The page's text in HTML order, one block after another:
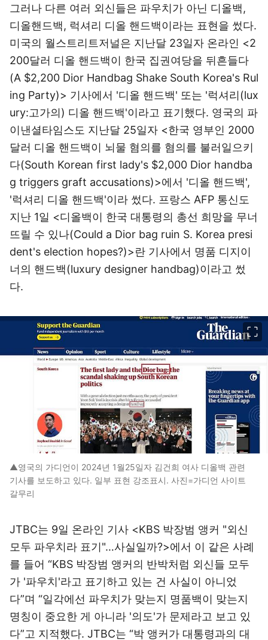
그러나 다른 여러 외신들은 파우치가 아닌 디올백,
디올핸드백, 럭셔리 디올 핸드백이라는 표현을 썼다.
미국의 월스트리트저널은 지난달 23일자 온라인 <2
200달러 디올 핸드백이 한국 집권여당을 뒤흔들다
(A $2,200 Dior Handbag Shake South Korea's Rul
ing Party)> 기사에서 '디올 핸드백' 또는 '럭셔리(lux
ury:고가의) 디올 핸드백'이라고 표기했다. 영국의 파
이낸셜타임스도 지난달 25일자 <한국 영부인 2000
달러 디올 핸드백이 뇌물 혐의를 혐의를 불러일으키
다(South Korean first lady's $2,000 Dior handba
g triggers graft accusations)>에서 '디올 핸드백',
'럭셔리 디올 핸드백'이라 썼다. 프랑스 AFP 통신도
지난 1일 <디올백이 한국 대통령의 총선 희망을 무너
뜨릴 수 있나(Could a Dior bag ruin S. Korea presi
dent's election hopes?)>란 기사에서 명품 디지이
너의 핸드백(luxury designer handbag)이라고 썼
다.
▲영국의 가디언이 2024년 1월25일자 김건희 여사 디올백 관련
기사를 보도하고 있다. 일부 표현 강조표시. 사진=가디언 사이트
갈무리
JTBC는 9일 온라인 기사 <KBS 박장범 앵커 "외신
모두 파우치라 표기"…사실일까?>에서 이 같은 사례
를 들어 “KBS 박장범 앵커의 반박처럼 외신들 모두
가 '파우치'라고 표기하고 있는 건 사실이 아니었
다”며 “일각에선 파우치가 맞는지 명품백이 맞는지
명칭이 중요한 게 아니라 '의도'가 문제라고 보고 있
다”고 지적했다. JTBC는 “박 앵커가 대통령과의 대